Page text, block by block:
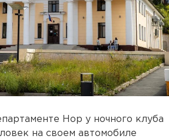
Нор у ночного клуба
на своем автомобиле